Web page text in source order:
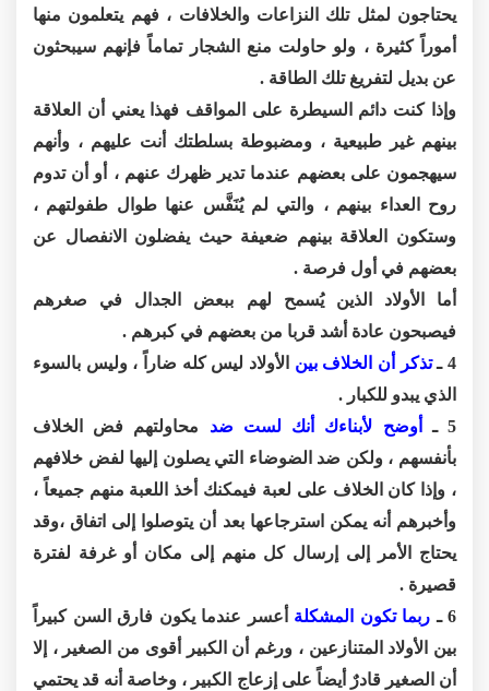
يحتاجون لمثل تلك النزاعات والخلافات ، فهم يتعلمون منها
أموراً كثيرة ، ولو حاولت منع الشجار تماماً فإنهم سيبحثون
عن بديل لتفريغ تلك الطاقة .
وإذا كنت دائم السيطرة على المواقف فهذا يعني أن العلاقة
بينهم غير طبيعية ، ومضبوطة بسلطتك أنت عليهم ، وأنهم
سيهجمون على بعضهم عندما تدير ظهرك عنهم ، أو أن تدوم
روح العداء بينهم ، والتي لم يُنَفَّس عنها طوال طفولتهم ،
وستكون العلاقة بينهم ضعيفة حيث يفضلون الانفصال عن
بعضهم في أول فرصة .
أما الأولاد الذين يُسمح لهم ببعض الجدال في صغرهم
فيصبحون عادة أشد قربا من بعضهم في كبرهم .
4 ـ
تذكر أن الخلاف بين الأولاد ليس كله ضاراً ، وليس بالسوء
الذي يبدو للكبار .
5 ـ
أوضح لأبناءك أنك لست ضد محاولتهم فض الخلاف
بأنفسهم ، ولكن ضد الضوضاء التي يصلون إليها لفض خلافهم
، وإذا كان الخلاف على لعبة فيمكنك أخذ اللعبة منهم جميعاً ،
وأخبرهم أنه يمكن استرجاعها بعد أن يتوصلوا إلى اتفاق ،وقد
يحتاج الأمر إلى إرسال كل منهم إلى مكان أو غرفة لفترة
قصيرة .
6 ـ
ربما تكون المشكلة
أعسر عندما يكون فارق السن كبيراً
بين الأولاد المتنازعين ، ورغم أن الكبير أقوى من الصغير ، إلا
أن الصغير قادرٌ أيضاً على إزعاج الكبير ، وخاصة أنه قد يحتمي